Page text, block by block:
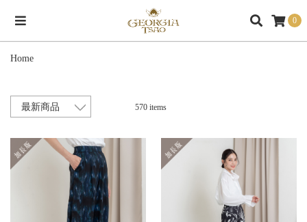
0
Home
570 items